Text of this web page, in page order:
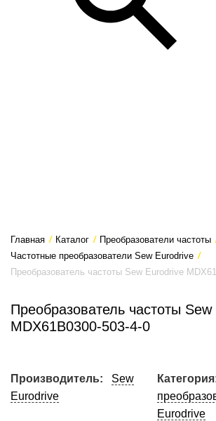
Главная / Каталог / Преобразователи частоты
Частотные преобразователи Sew Eurodrive /
Преобразователь частоты Sew Eurodrive
Преобразователь частоты
MDX61B0300-503-4-0
Производитель:
Sew
Eurodrive
Eurodrive